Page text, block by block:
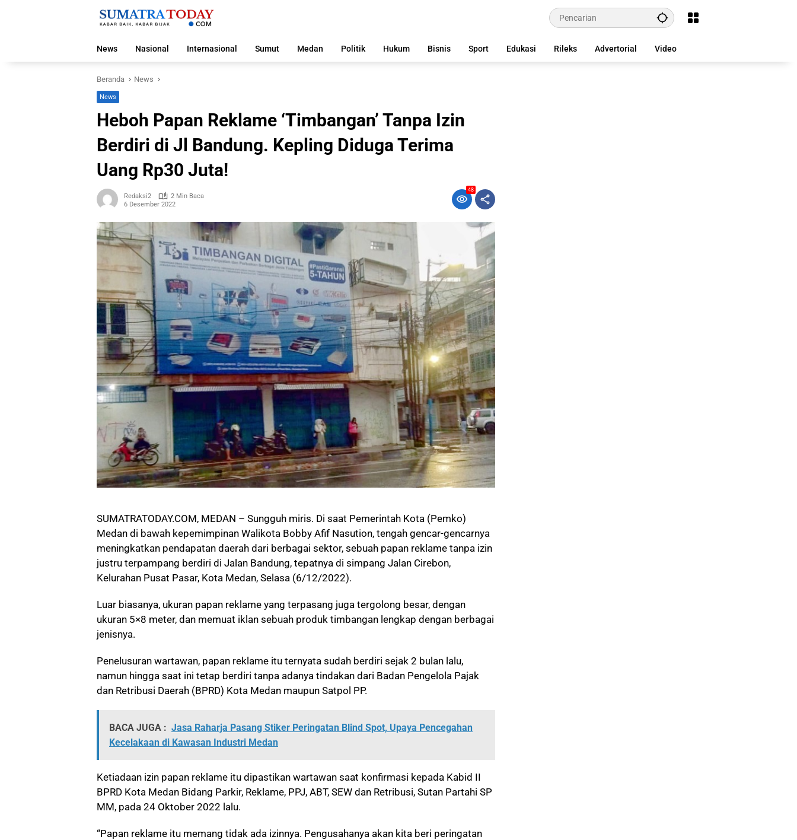
News
Nasional Internasional Sumut Medan Politik Hukum Bisnis Sport Edukasi Rileks Advertorial Video
Beranda News
News
Heboh Papan Reklame ‘Timbangan’ Tanpa Izin
Berdiri di Jl Bandung. Kepling Diduga Terima
Uang Rp30 Juta!
Redaksi2
2 Min Baca
6 Desember 2022
48
SUMATRATODAY.COM, MEDAN – Sungguh miris. Di saat Pemerintah Kota (Pemko)
Medan di bawah kepemimpinan Walikota Bobby Afif Nasution, tengah gencar-gencarnya
meningkatkan pendapatan daerah dari berbagai sektor, sebuah papan reklame tanpa izin
justru terpampang berdiri di Jalan Bandung, tepatnya di simpang Jalan Cirebon,
Kelurahan Pusat Pasar, Kota Medan, Selasa (6/12/2022).
Luar biasanya, ukuran papan reklame yang terpasang juga tergolong besar, dengan
ukuran 5×8 meter, dan memuat iklan sebuah produk timbangan lengkap dengan berbagai
jenisnya.
Penelusuran wartawan, papan reklame itu ternyata sudah berdiri sejak 2 bulan lalu,
namun hingga saat ini tetap berdiri tanpa adanya tindakan dari Badan Pengelola Pajak
dan Retribusi Daerah (BPRD) Kota Medan maupun Satpol PP.
BACA JUGA : Jasa Raharja Pasang Stiker Peringatan Blind Spot, Upaya Pencegahan
Kecelakaan di Kawasan Industri Medan
Ketiadaan izin papan reklame itu dipastikan wartawan saat konfirmasi kepada Kabid II
BPRD Kota Medan Bidang Parkir, Reklame, PPJ, ABT, SEW dan Retribusi, Sutan Partahi SP
MM, pada 24 Oktober 2022 lalu.
“Papan reklame itu memang tidak ada izinnya. Pengusahanya akan kita beri peringatan